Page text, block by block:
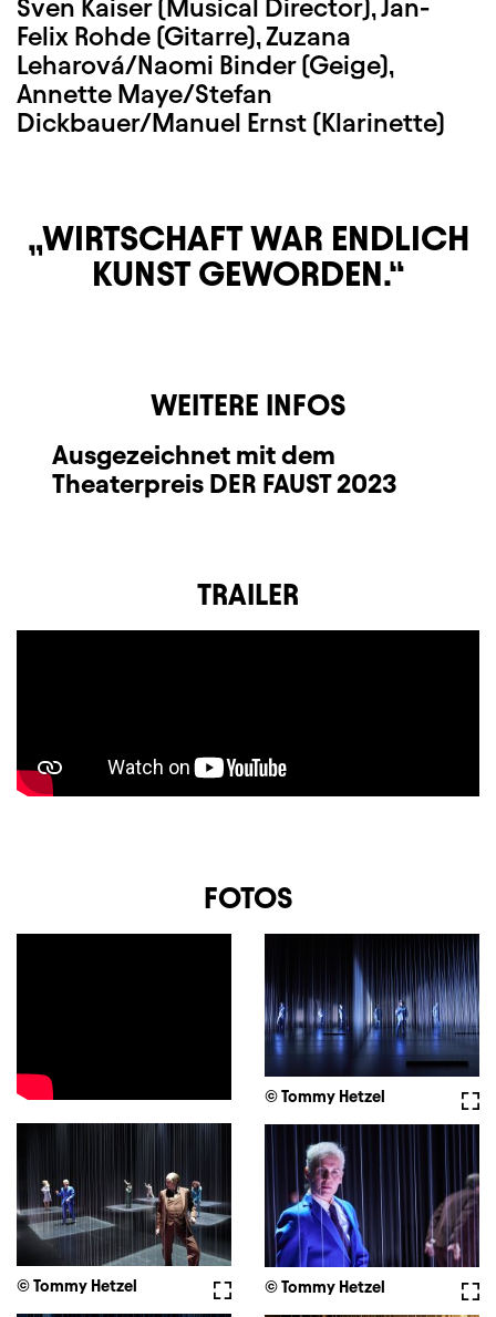
Sven Kaiser (Musical Director), Jan-
Felix Rohde (Gitarre), Zuzana
Leharová/Naomi Binder (Geige),
Annette Maye/Stefan
Dickbauer/Manuel Ernst (Klarinette)
WIRTSCHAFT WAR ENDLICH
KUNST GEWORDEN.
WEITERE INFOS
Ausgezeichnet mit dem
Theaterpreis DER FAUST 2023
TRAILER
FOTOS
© Tommy Hetzel
Vollbild
© Tommy Hetzel © Tommy Hetzel